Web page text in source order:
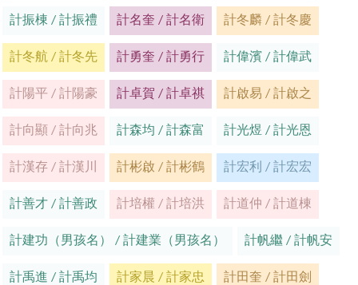
計振棟 / 計振禮 計名奎 / 計名衛 計冬麟 / 計冬慶
計冬航 / 計冬先 計勇奎 / 計勇行 計偉濱 / 計偉武
計陽平 / 計陽豪 計卓賀 / 計卓祺 計啟易 / 計啟之
計向顯 / 計向兆 計森均 / 計森富 計光煜 / 計光恩
計漢存 / 計漢川 計彬啟 / 計彬鶴 計宏利 / 計宏宏
計善才 / 計善政 計培權 / 計培洪 計道仲 / 計道棟
計建功（男孩名） / 計建業（男孩名） 計帆繼 / 計帆安
計禹進 / 計禹均 計家晨 / 計家忠 計田奎 / 計田劍